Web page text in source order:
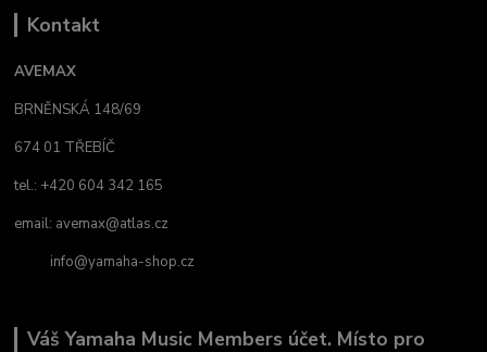
Kontakt
AVEMAX
BRNĚNSKÁ 148/69
674 01 TŘEBÍČ
tel.: +420 604 342 165
email: avemax@atlas.cz
info@yamaha-shop.cz
Váš Yamaha Music Members účet. Místo pro